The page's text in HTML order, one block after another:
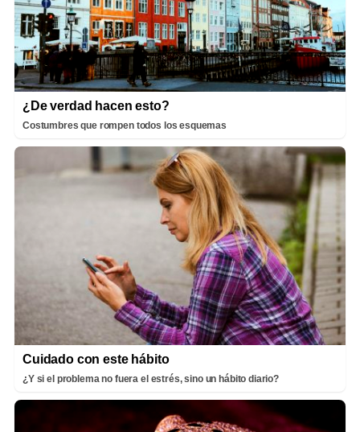
¿De verdad hacen esto?
Costumbres que rompen todos los esquemas
Cuidado con este hábito
¿Y si el problema no fuera el estrés, sino un hábito diario?